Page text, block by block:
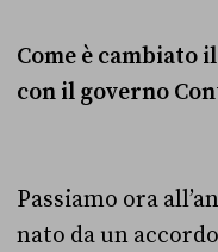
Come è cambiato
con il governo
Passiamo ora
nato da un